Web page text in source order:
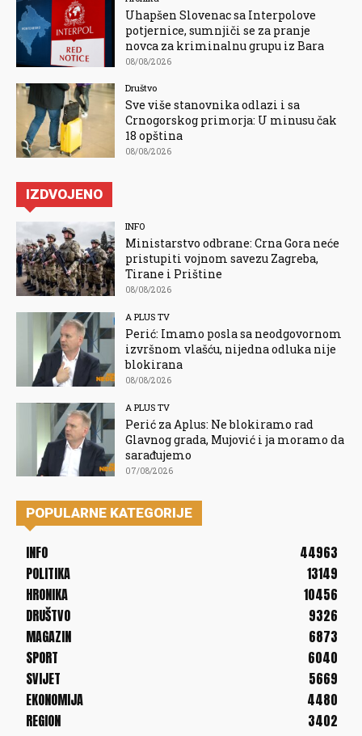
Uhapšen Slovenac sa Interpolove
potjernice, sumnjiči se za pranje
novca za kriminalnu grupu iz Bara
08/08/2026
Društvo
Sve više stanovnika odlazi i sa
Crnogorskog primorja: U minusu čak
18 opština
08/08/2026
IZDVOJENO
INFO
Ministarstvo odbrane: Crna Gora neće
pristupiti vojnom savezu Zagreba,
Tirane i Prištine
08/08/2026
A PLUS TV
Perić: Imamo posla sa neodgovornom
izvršnom vlašću, nijedna odluka nije
blokirana
08/08/2026
A PLUS TV
Perić za Aplus: Ne blokiramo rad
Glavnog grada, Mujović i ja moramo da
sarađujemo
07/08/2026
POPULARNE KATEGORIJE
INFO
44963
POLITIKA
13149
HRONIKA
10456
DRUŠTVO
9326
MAGAZIN
6873
SPORT
6040
SVIJET
5669
EKONOMIJA
4480
REGION
3402